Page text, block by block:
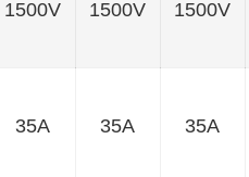
1500V 1500V 1500V
35A 35A 35A